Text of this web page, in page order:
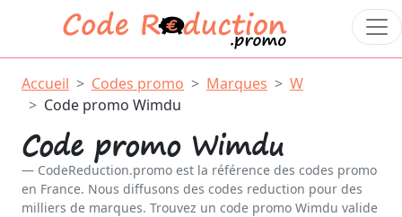
Accueil Codes promo Marques
W
Code promo Wimdu
Code promo Wimdu
CodeReduction.promo est la référence des codes promo
en France. Nous diffusons des codes reduction pour des
milliers de marques. Trouvez un code promo Wimdu valide